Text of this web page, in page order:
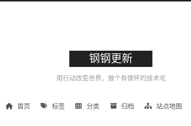
钢钢更新
用行动改变世界，做个有情怀的技术宅
首页 标签 分类 归档 站点地图